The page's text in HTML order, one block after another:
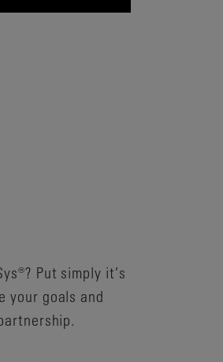
Put simply it’s
your goals and